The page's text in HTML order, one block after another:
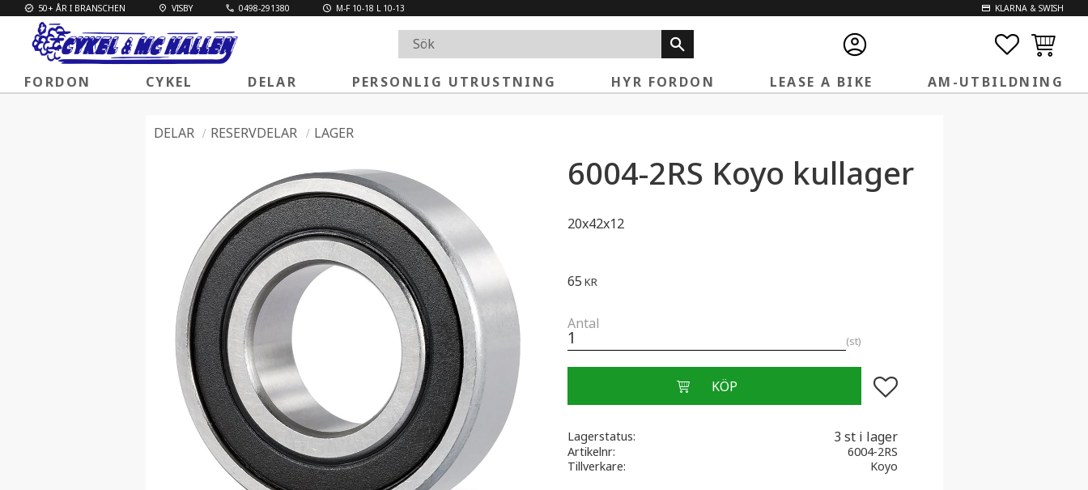
50+ ÅR I BRANSCHEN VISBY 0498-291380 M-F 10-18 L 10-13 KLARNA & SWISH
FORDON CYKEL DELAR PERSONLIG UTRUSTNING HYR FORDON LEASE A BIKE AM-UTBILDNING
DELAR RESERVDELAR LAGER
6004-2RS Koyo kullager
20x42x12
65 KR
Antal
st
Lägg till i favoriter
Lagerstatus 3 st i lager
Artikelnr
6004-2RS
Tillverkare
Koyo